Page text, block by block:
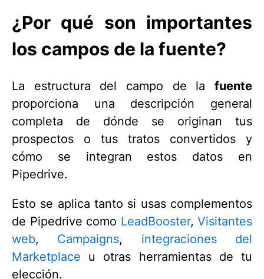
¿Por qué son importantes
los campos de la fuente?
La estructura del campo de la fuente
proporciona una descripción general
completa de dónde se originan tus
prospectos o tus tratos convertidos y
cómo se integran estos datos en
Pipedrive.
Esto se aplica tanto si usas complementos
de Pipedrive como LeadBooster, Visitantes
web, Campaigns, integraciones del
Marketplace u otras herramientas de tu
elección.